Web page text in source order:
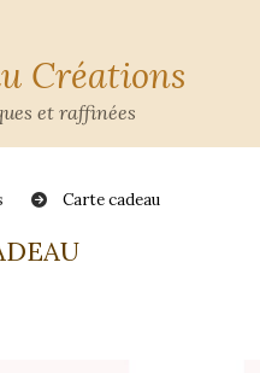
Créations
et raffinées
Carte cadeau